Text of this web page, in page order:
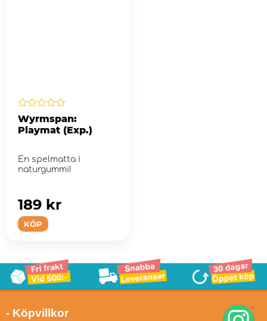
Wyrmspan:
Playmat (Exp.)
En spelmatta i
naturgummi!
KÖP
189 kr
- Köpvillkor